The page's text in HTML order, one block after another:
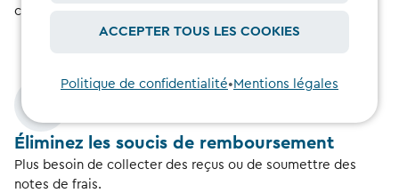
couvrira les coûts.
Éliminez les soucis de remboursement
Plus besoin de collecter des reçus ou de soumettre des
notes de frais.
ACCEPTER TOUS LES COOKIES
Politique de confidentialité•Mentions légales